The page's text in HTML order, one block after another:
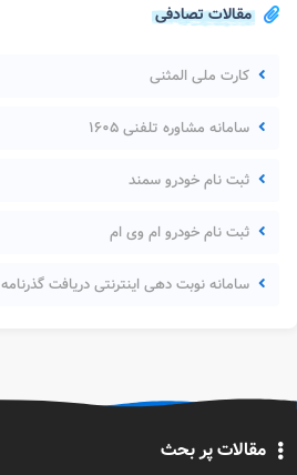
مقالات تصادفی
کارت ملی المثنی
سامانه مشاوره تلفنی ۱۶۰۵
ثبت نام خودرو سمند
ثبت نام خودرو ام وی ام
سامانه نوبت دهی اینترنتی دریافت گذرنامه
مقالات پر بحث